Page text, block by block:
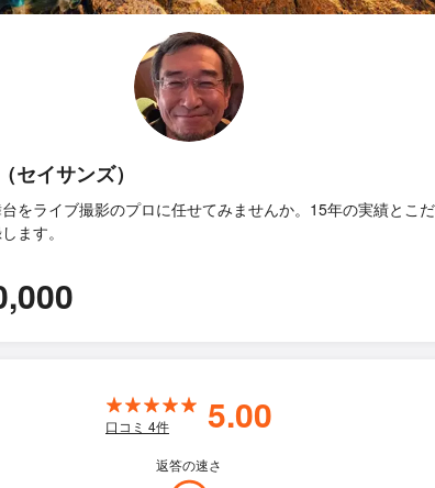
セイサンズ）
をライブ撮影のプロに任せてみませんか。15年の実績とこ
ます。
口コミ 4件 5.00
返答の速さ